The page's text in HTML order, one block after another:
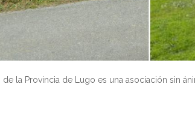
la Provincia de Lugo es una asociación sin